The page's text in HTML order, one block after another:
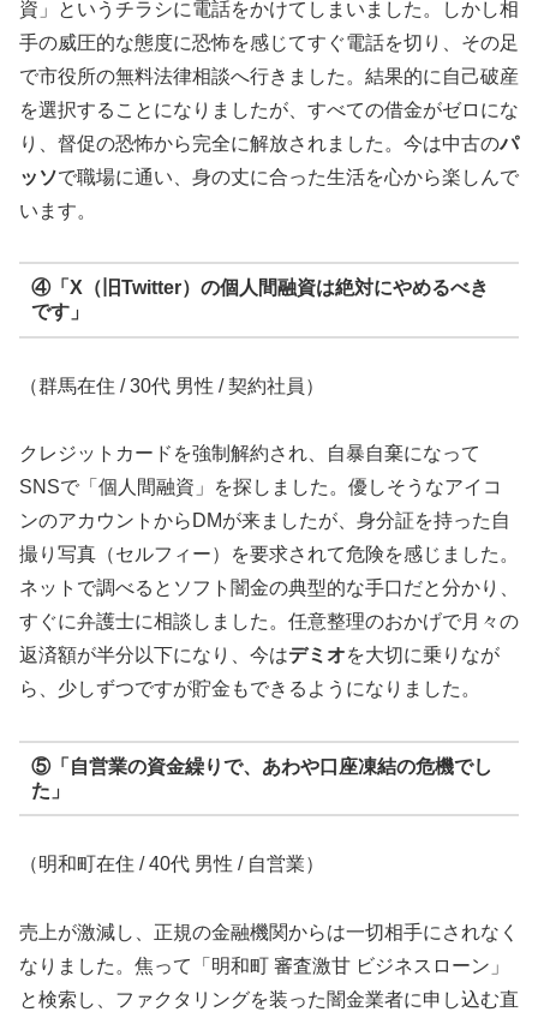
資」というチラシに電話をかけてしまいました。しかし相
手の威圧的な態度に恐怖を感じてすぐ電話を切り、その足
で市役所の無料法律相談へ行きました。結果的に自己破産
を選択することになりましたが、すべての借金がゼロにな
り、督促の恐怖から完全に解放されました。今は中古のパ
ッソで職場に通い、身の丈に合った生活を心から楽しんで
います。
④「X（旧Twitter）の個人間融資は絶対にやめるべき
です」
（群馬在住 / 30代 男性 / 契約社員）
クレジットカードを強制解約され、自暴自棄になって
SNSで「個人間融資」を探しました。優しそうなアイコ
ンのアカウントからDMが来ましたが、身分証を持った自
撮り写真（セルフィー）を要求されて危険を感じました。
ネットで調べるとソフト闇金の典型的な手口だと分かり、
すぐに弁護士に相談しました。任意整理のおかげで月々の
返済額が半分以下になり、今はデミオを大切に乗りなが
ら、少しずつですが貯金もできるようになりました。
⑤「自営業の資金繰りで、あわや口座凍結の危機でし
た」
（明和町在住 / 40代 男性 / 自営業）
売上が激減し、正規の金融機関からは一切相手にされなく
なりました。焦って「明和町 審査激甘 ビジネスローン」
と検索し、ファクタリングを装った闇金業者に申し込む直